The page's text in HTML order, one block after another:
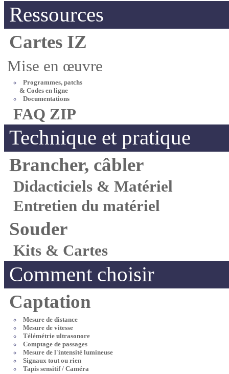
Ressources
Cartes IZ
Mise en œuvre
Programmes, patchs
& Codes en ligne
Documentations
FAQ ZIP
Technique et pratique
Brancher, câbler
Didacticiels & Matériel
Entretien du matériel
Souder
Kits & Cartes
Comment choisir
Captation
Mesure de distance
Mesure de vitesse
Télémétrie ultrasonore
Comptage de passages
Mesure de l'intensité lumineuse
Signaux tout ou rien
Tapis sensitif / Caméra